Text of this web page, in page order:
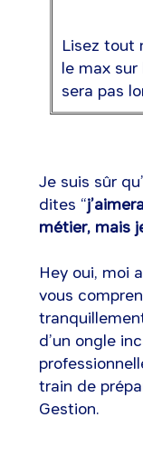
Lisez tout
le max sur
sera pas
Je suis sûr
dites “
métier, mais
Hey oui, moi
vous
d’un ongle
train de
Gestion.